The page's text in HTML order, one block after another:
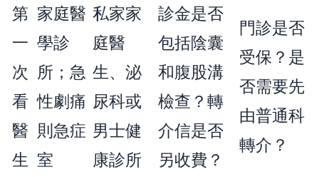
第
一
次
看
醫
生
家庭醫
學診
所；急
性劇痛
則急症
室
私家家
庭醫
生、泌
尿科或
男士健
康診所
診金是否
包括陰囊
和腹股溝
檢查？轉
介信是否
另收費？
門診是否
受保？是
否需要先
由普通科
轉介？